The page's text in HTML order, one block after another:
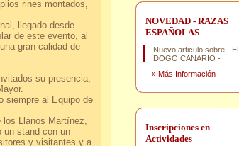
rines montados,
Sociedad.
desde
de este evento, al
gran calidad de
Grupos.
su presencia,
Eugenio Mayor.
de
Martínez,
un stand con un
y visitantes y a
NOVEDAD - RAZAS
ESPAÑOLAS
Nuevo articulo sobre - EL
DOGO CANARIO -
» Más Información
Inscripciones en
Actividades